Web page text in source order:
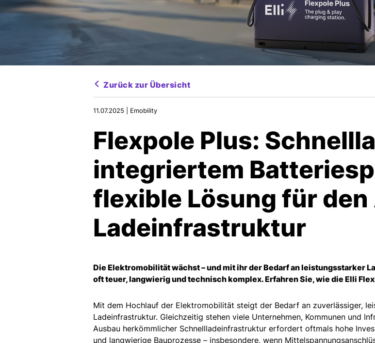
Zurück zur Übersicht
11.07.2025 | Emobility
Flexpole Plus:
integriertem
flexible Lösung für
Ladeinfrastruktur
Die Elektromobilität wächst – und mit ihr der Bedarf an leistungsstarker
oft teuer, langwierig und technisch komplex. Erfahren Sie, wie die Elli
Mit dem Hochlauf der Elektromobilität steigt der Bedarf an zuverlässiger,
Ladeinfrastruktur. Gleichzeitig stehen viele Unternehmen, Kommunen und
Ausbau herkömmlicher Schnellladeinfrastruktur erfordert oftmals hohe
und langwierige Bauprozesse – insbesondere, wenn